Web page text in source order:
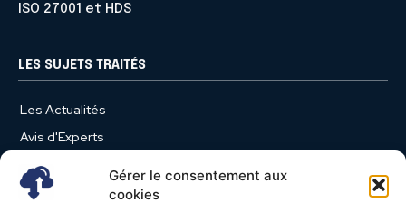
Gérer le consentement aux
cookies
ISO 27001 et HDS
LES SUJETS TRAITÉS
Les Actualités
Avis d'Experts
Produits et Services
Vie d'entreprise